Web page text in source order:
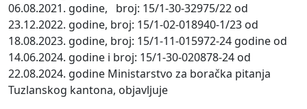
06.08.2021. godine, broj: 15/1-30-32975/22 od
23.12.2022. godine, broj: 15/1-02-018940-1/23 od
18.08.2023. godine, broj: 15/1-11-015972-24 godine od
14.06.2024. godine i broj: 15/1-30-020878-24 od
22.08.2024. godine Ministarstvo za boračka pitanja
Tuzlanskog kantona, objavljuje